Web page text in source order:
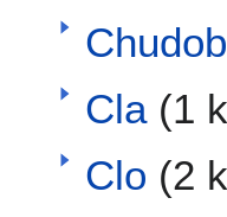
Cla (1
Clo (2